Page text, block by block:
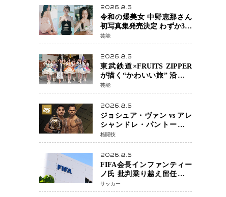
2026.8.6
令和の爆美女 中野恵那さん
初写真集発売決定 わずか3日
で2560万インプレッション
を記録した話題の美貌を凝
縮
芸能
2026.8.6
東武鉄道×FRUITS ZIPPER
が描く“かわいい旅” 沿線を
舞台にした「TOBU KAWAII
PROJECT」が開幕
芸能
2026.8.6
ジョシュア・ヴァン vs アレ
シャンドレ・パントージャ
UFC331メインイベントで再
戦決定 「完全決着」に世
界中のファンが熱狂 マネ
ル・ケイプの王座挑戦は再
び遠のく
格闘技
2026.8.6
FIFA会長インファンティー
ノ氏 批判乗り越え留任決定
世界最大級のスポーツ組織
を支える「権威」は揺るが
サッカー